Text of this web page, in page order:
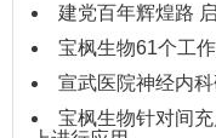
建党百年辉煌路
宝枫生物61个工
宣武医院神经内
宝枫生物针对间